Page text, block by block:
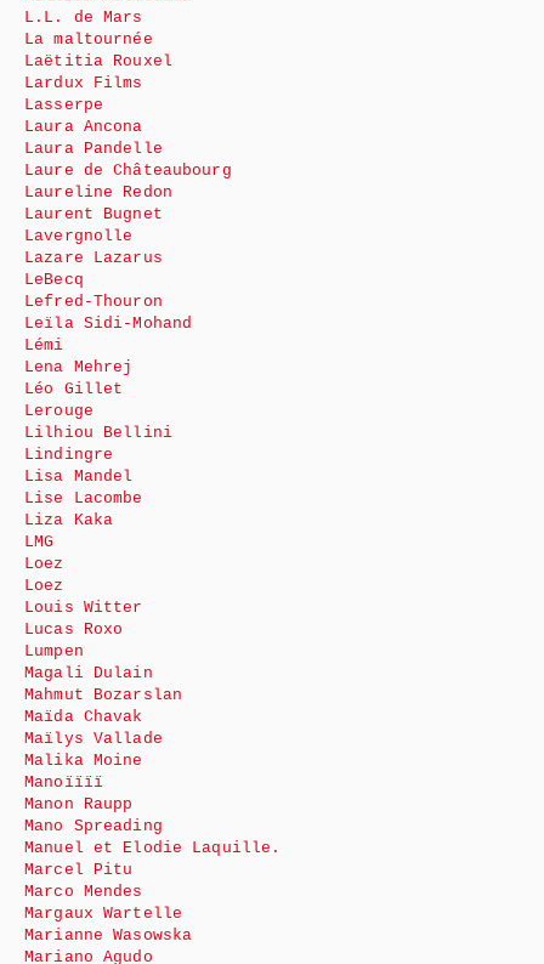
L.L. de Mars
La maltournée
Laëtitia Rouxel
Lardux Films
Lasserpe
Laura Ancona
Laura Pandelle
Laure de Châteaubourg
Laureline Redon
Laurent Bugnet
Lavergnolle
Lazare Lazarus
LeBecq
Lefred-Thouron
Leïla Sidi-Mohand
Lémi
Lena Mehrej
Léo Gillet
Lerouge
Lilhiou Bellini
Lindingre
Lisa Mandel
Lise Lacombe
Liza Kaka
LMG
Loez
Loez
Louis Witter
Lucas Roxo
Lumpen
Magali Dulain
Mahmut Bozarslan
Maïda Chavak
Maïlys Vallade
Malika Moine
Manoïïïï
Manon Raupp
Mano Spreading
Manuel et Elodie Laquille.
Marcel Pitu
Marco Mendes
Margaux Wartelle
Marianne Wasowska
Mariano Agudo